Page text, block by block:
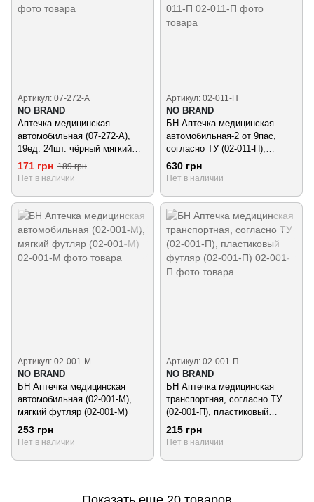
Артикул: 07-272-А
NO BRAND
Аптечка медицинская
автомобильная (07-272-А),
19ед. 24шт. чёрный мягкий
футляр (07-272-А)
171 грн 189 грн
Нет в наличии
Артикул: 02-011-П
NO BRAND
БН Аптечка медицинская
автомобильная-2 от 9пас,
согласно ТУ (02-011-П),
пластиковый футляр (02-011-
П
630 грн
Нет в наличии
Артикул: 02-001-М
NO BRAND
БН Аптечка медицинская
автомобильная (02-001-М),
мягкий футляр (02-001-М)
253 грн
Нет в наличии
Артикул: 02-001-П
NO BRAND
БН Аптечка медицинская
транспортная, согласно ТУ
(02-001-П), пластиковый
футляр (02-001-П)
215 грн
Нет в наличии